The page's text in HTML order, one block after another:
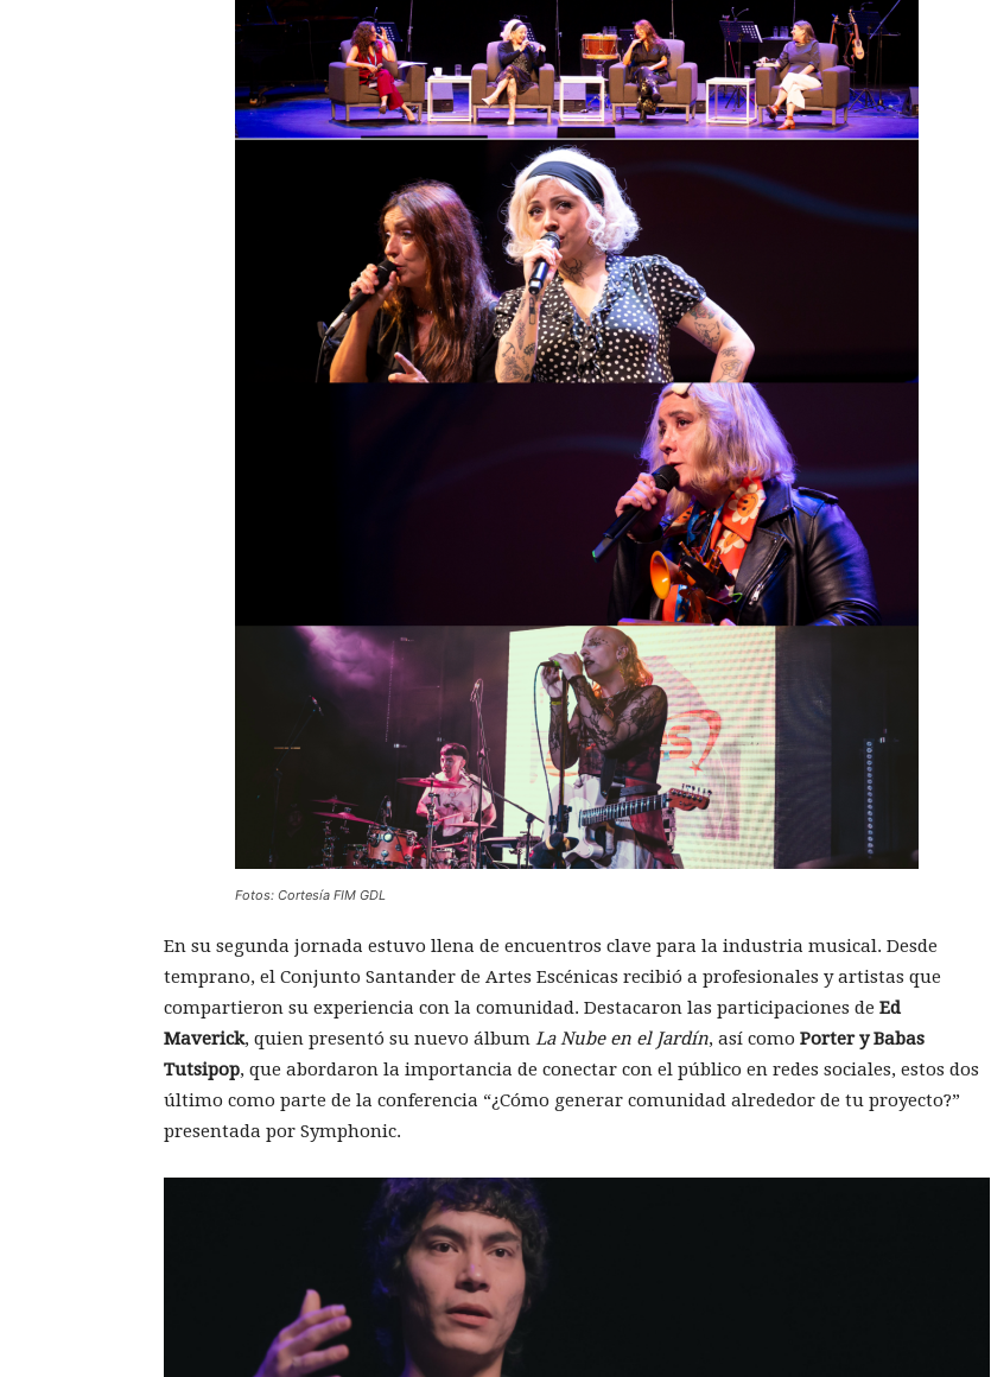
Fotos: Cortesía FIM GDL
En su segunda jornada estuvo llena de encuentros clave para la industria musical. Desde
temprano, el Conjunto Santander de Artes Escénicas recibió a profesionales y artistas que
compartieron su experiencia con la comunidad. Destacaron las participaciones de Ed
Maverick, quien presentó su nuevo álbum La Nube en el Jardín, así como Porter y Babas
Tutsipop, que abordaron la importancia de conectar con el público en redes sociales, estos dos
último como parte de la conferencia “¿Cómo generar comunidad alrededor de tu proyecto?”
presentada por Symphonic.